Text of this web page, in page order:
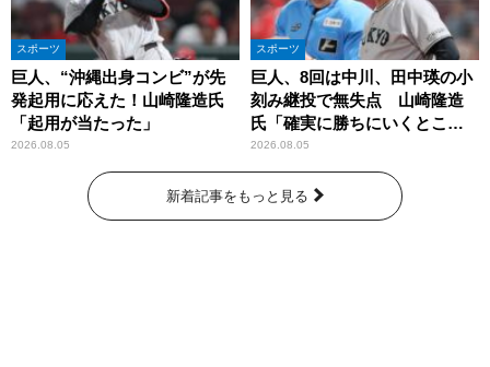
スポーツ
巨人、“沖縄出身コンビ”が先
発起用に応えた！山崎隆造氏
「起用が当たった」
2026.08.05
スポーツ
巨人、8回は中川、田中瑛の小
刻み継投で無失点 山崎隆造
氏「確実に勝ちにいくとこ
ろ」
2026.08.05
新着記事をもっと見る